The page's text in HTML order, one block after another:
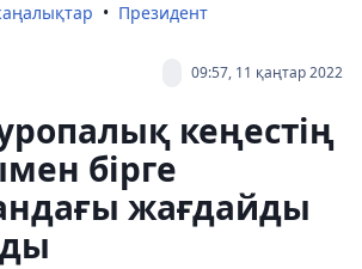
Президент
09:57, 11 қаңтар 2022
кеңестің
бірге
жағдайды